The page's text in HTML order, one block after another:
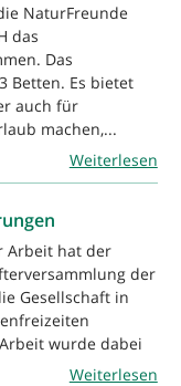
NaturFreunde
das
Das
Betten. Es bietet
auch für
machen,...
Weiterlesen
Arbeit hat der
der
Gesellschaft in
wurde dabei
Weiterlesen